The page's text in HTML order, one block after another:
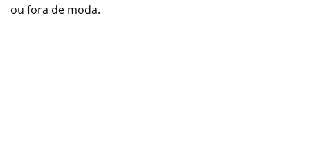
ou fora de moda.